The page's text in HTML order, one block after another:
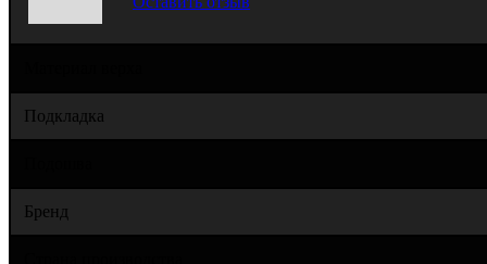
Подкладка
Бренд